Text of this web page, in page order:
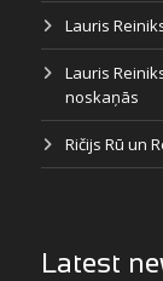
Lauris
Lauris
noskaņās
Ričijs Rū un
Latest